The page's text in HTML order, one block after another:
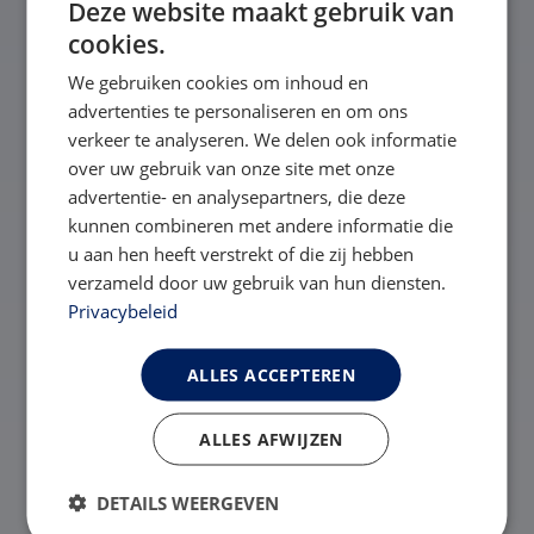
Vragen?
We helpen je graag
Neem contact op
Bekijk veelgestelde vragen
Deze website maakt gebruik van
cookies.
We gebruiken cookies om inhoud en
advertenties te personaliseren en om ons
verkeer te analyseren. We delen ook informatie
over uw gebruik van onze site met onze
advertentie- en analysepartners, die deze
kunnen combineren met andere informatie die
u aan hen heeft verstrekt of die zij hebben
verzameld door uw gebruik van hun diensten.
Privacybeleid
ALLES ACCEPTEREN
ALLES AFWIJZEN
DETAILS WEERGEVEN